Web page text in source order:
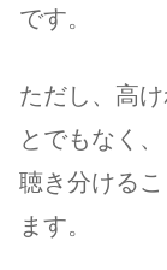
です。
ただし、高
とでもなく、
聴き分ける
ます。